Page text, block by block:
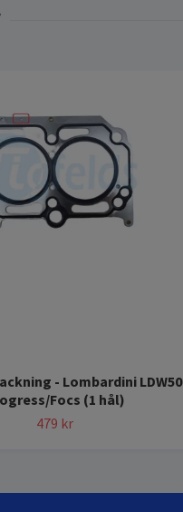
- Lombardini
Focs (1 hål)
479 kr